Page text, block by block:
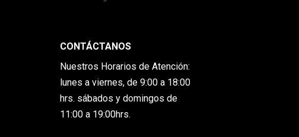
CONTÁCTANOS
Nuestros Horarios de Atención:
lunes a viernes, de 9:00 a 18:00
hrs. sábados y domingos de
11:00 a 19:00hrs.